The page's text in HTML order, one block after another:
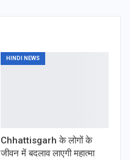
HINDI NEWS
Chhattisgarh के लोगों के
जीवन में बदलाव लाएगी महात्मा